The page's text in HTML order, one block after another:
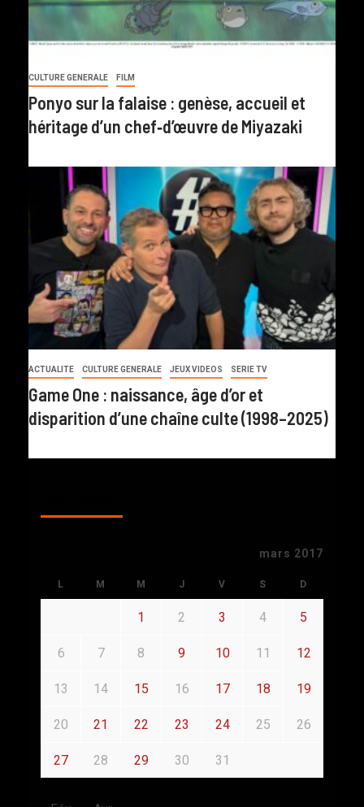
CULTURE GENERALE FILM
Ponyo sur la falaise : genèse, accueil et
héritage d’un chef‑d’œuvre de Miyazaki
ACTUALITE CULTURE GENERALE JEUX VIDEOS SERIE TV
Game One : naissance, âge d’or et
disparition d’une chaîne culte (1998–2025)
mars 2017
L M M J V S D
1 2 3 4 5
6 7 8 9 10 11 12
13 14 15 16 17 18 19
20 21 22 23 24 25 26
27 28 29 30 31